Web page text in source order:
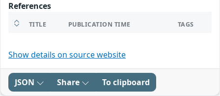
References
TITLE PUBLICATION TIME TAGS
Show details on source website
JSON Share To clipboard